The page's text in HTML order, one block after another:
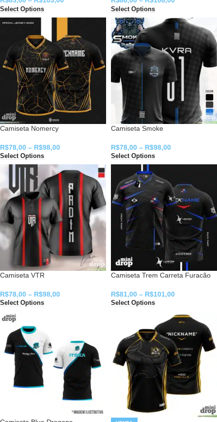
Select Options Select Options
Camiseta Nomercy
R$78,00 – R$98,00
Select Options
Camiseta Smoke
R$78,00 – R$98,00
Select Options
Camiseta VTR
R$78,00 – R$98,00
Select Options
Camiseta Trem Carreta Furacão
R$81,00 – R$101,00
Select Options